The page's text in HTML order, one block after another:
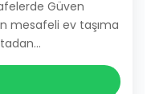
Güven
mesafeli ev taşıma